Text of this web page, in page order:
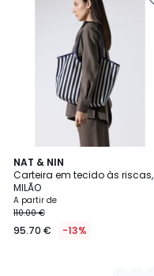
NAT & NIN
Carteira em tecido às riscas,
MILÃO
A partir de
110.00 €
95.70 € -13%
2
Cores